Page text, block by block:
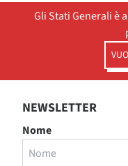
Gli Stati Generali è
NEWSLETTER
Nome